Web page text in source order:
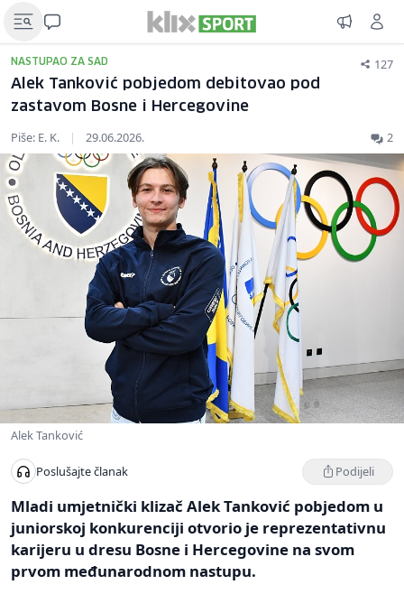
NASTUPAO ZA SAD 127
Alek Tanković pobjedom debitovao pod
zastavom Bosne i Hercegovine
Piše: E. K. | 29.06.2026. 2
Alek Tanković
Poslušajte članak Podijeli
Mladi umjetnički klizač Alek Tanković pobjedom u
juniorskoj konkurenciji otvorio je reprezentativnu
karijeru u dresu Bosne i Hercegovine na svom
prvom međunarodnom nastupu.